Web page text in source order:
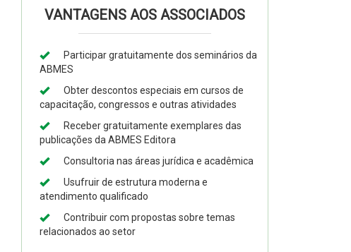
VANTAGENS AOS ASSOCIADOS
Participar gratuitamente dos seminários da
ABMES
Obter descontos especiais em cursos de
capacitação, congressos e outras atividades
Receber gratuitamente exemplares das
publicações da ABMES Editora
Consultoria nas áreas jurídica e acadêmica
Usufruir de estrutura moderna e
atendimento qualificado
Contribuir com propostas sobre temas
relacionados ao setor